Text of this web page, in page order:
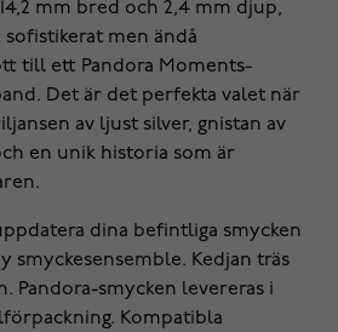
mm bred och 2,4 mm djup,
men ändå
till ett Pandora Moments-
Det är det perfekta valet när
av ljust silver, gnistan av
en unik historia som är
dina befintliga smycken
smyckesensemble. Kedjan träs
Pandora-smycken levereras i
Kompatibla